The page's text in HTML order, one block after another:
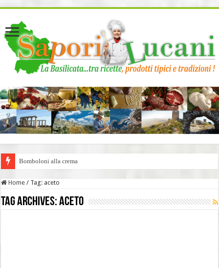
Bomboloni alla crema
Home / Tag: aceto
Tag Archives:aceto